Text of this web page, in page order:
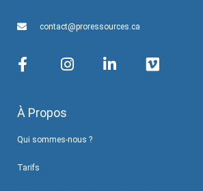
contact@proressources.ca
À Propos
Qui sommes-nous ?
Tarifs